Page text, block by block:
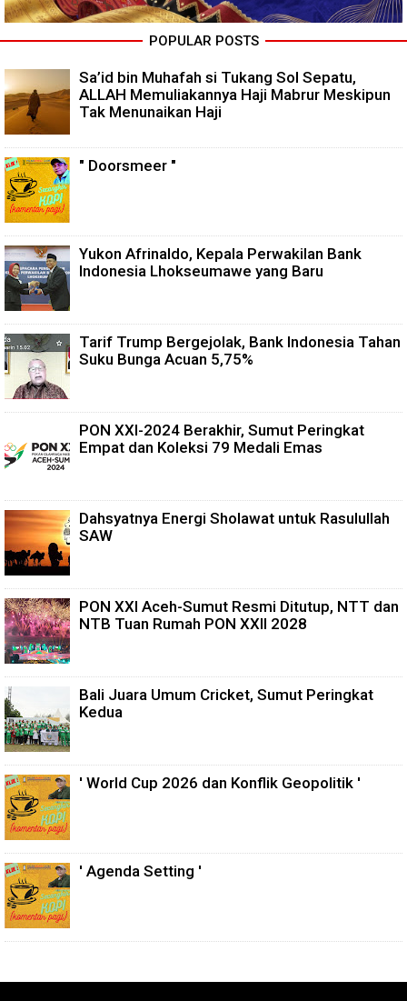
POPULAR POSTS
Sa’id bin Muhafah si Tukang Sol Sepatu,
ALLAH Memuliakannya Haji Mabrur Meskipun
Tak Menunaikan Haji
" Doorsmeer "
Yukon Afrinaldo, Kepala Perwakilan Bank
Indonesia Lhokseumawe yang Baru
Tarif Trump Bergejolak, Bank Indonesia Tahan
Suku Bunga Acuan 5,75%
PON XXI-2024 Berakhir, Sumut Peringkat
Empat dan Koleksi 79 Medali Emas
Dahsyatnya Energi Sholawat untuk Rasulullah
SAW
PON XXI Aceh-Sumut Resmi Ditutup, NTT dan
NTB Tuan Rumah PON XXII 2028
Bali Juara Umum Cricket, Sumut Peringkat
Kedua
' World Cup 2026 dan Konflik Geopolitik '
' Agenda Setting '